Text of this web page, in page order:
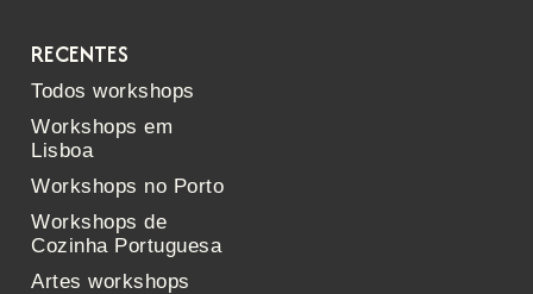
RECENTES
Todos workshops
Workshops em
Lisboa
Workshops no Porto
Workshops de
Cozinha Portuguesa
Artes workshops